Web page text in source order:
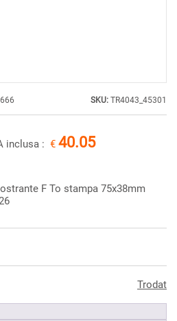
SKU: TR4043_45301
inclusa : € 40.05
F To stampa 75x38mm
Trodat